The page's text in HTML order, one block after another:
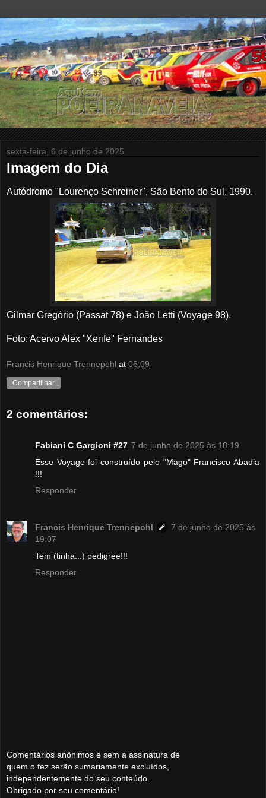
sexta-feira, 6 de junho de 2025
Imagem do Dia
Autódromo "Lourenço Schreiner", São Bento do Sul, 1990.
Gilmar Gregório (Passat 78) e João Letti (Voyage 98).
Foto: Acervo Alex "Xerife" Fernandes
Francis Henrique Trennepohl at 06:09
Compartilhar
2 comentários:
Fabiani C Gargioni #27 7 de junho de 2025 às 18:19
Esse Voyage foi construído pelo "Mago" Francisco Abadia
!!!
Responder
Francis Henrique Trennepohl
7 de junho de 2025 às
19:07
Tem (tinha...) pedigree!!!
Responder
Comentários anônimos e sem a assinatura de
quem o fez serão sumariamente excluídos,
independentemente do seu conteúdo.
Obrigado por seu comentário!